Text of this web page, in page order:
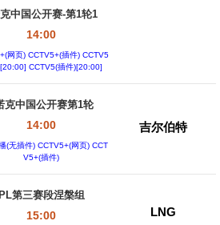
中国公开赛-第1轮1
14:00
网页) CCTV5+(插件) CCTV5
CCTV5(插件)[20:00]
克中国公开赛第1轮
14:00
(无插件) CCTV5+(网页) CCT
V5+(插件)
吉尔伯特
第三赛段涅槃组
15:00 LNG